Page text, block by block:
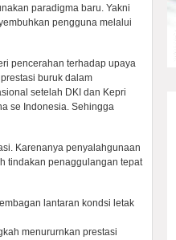
paradigma baru. Yakni
pengguna melalui
pencerahan terhadap upaya
buruk dalam
setelah DKI dan Kepri
se Indonesia. Sehingga
Karenanya penyalahgunaan
tindakan penaggulangan tepat
lantaran kondsi letak
menururnkan prestasi